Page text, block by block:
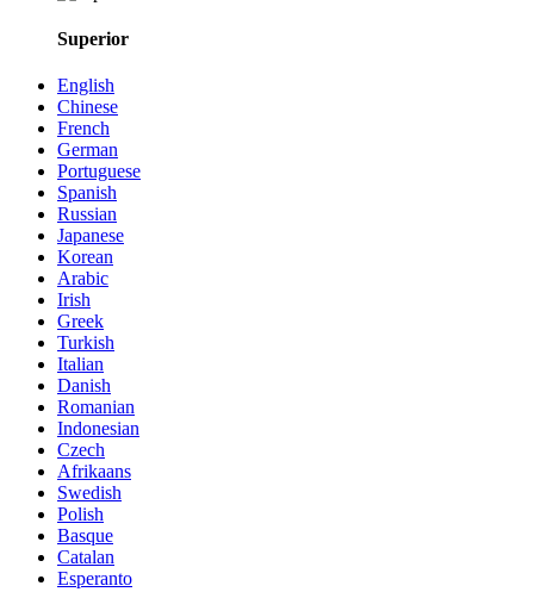
Superior
English
Chinese
French
German
Portuguese
Spanish
Russian
Japanese
Korean
Arabic
Irish
Greek
Turkish
Italian
Danish
Romanian
Indonesian
Czech
Afrikaans
Swedish
Polish
Basque
Catalan
Esperanto